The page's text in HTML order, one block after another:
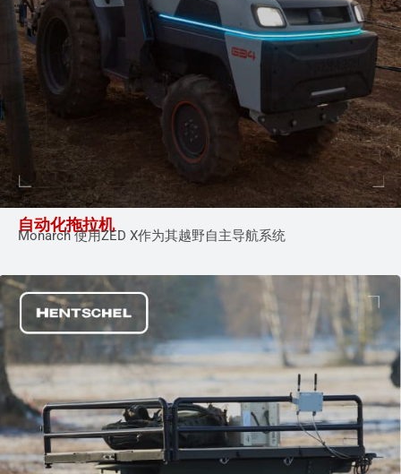
自动化拖拉机
Monarch 使用ZED X作为其越野自主导航系统